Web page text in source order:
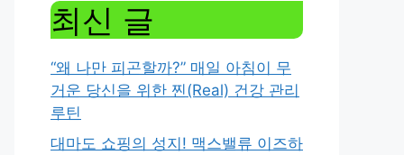
최신 글
“왜 나만 피곤할까?” 매일 아침이 무
거운 당신을 위한 찐(Real) 건강 관리
루틴
대마도 쇼핑의 성지! 맥스밸류 이즈하